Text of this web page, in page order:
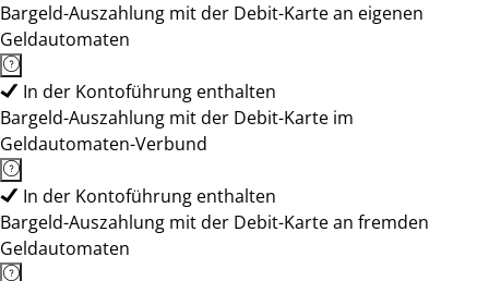
Bargeld-Auszahlung mit der Debit-Karte an eigenen
Geldautomaten
In der Kontoführung enthalten
Bargeld-Auszahlung mit der Debit-Karte im
Geldautomaten-Verbund
In der Kontoführung enthalten
Bargeld-Auszahlung mit der Debit-Karte an fremden
Geldautomaten